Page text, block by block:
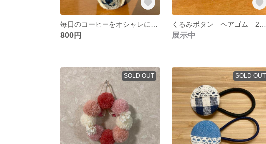
800円 展示中
SOLD OUT SOLD OUT